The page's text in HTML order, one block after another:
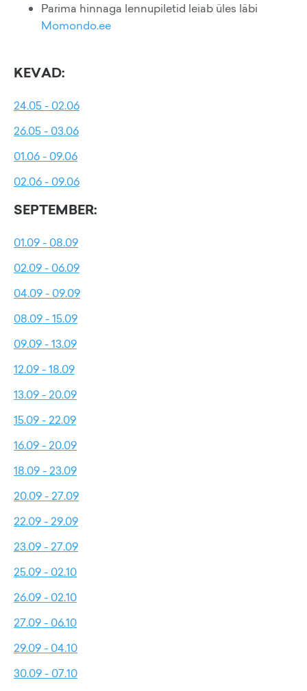
Parima hinnaga lennupiletid leiab üles läbi
Momondo.ee
KEVAD:
24.05 - 02.06
26.05 - 03.06
01.06 - 09.06
02.06 - 09.06
SEPTEMBER:
01.09 - 08.09
02.09 - 06.09
04.09 - 09.09
08.09 - 15.09
09.09 - 13.09
12.09 - 18.09
13.09 - 20.09
15.09 - 22.09
16.09 - 20.09
18.09 - 23.09
20.09 - 27.09
22.09 - 29.09
23.09 - 27.09
25.09 - 02.10
26.09 - 02.10
27.09 - 06.10
29.09 - 04.10
30.09 - 07.10